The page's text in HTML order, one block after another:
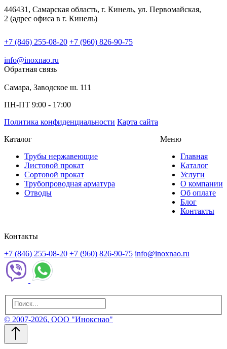
446431, Самарская область, г. Кинель, ул. Первомайская,
2 (адрес офиса в г. Кинель)
+7 (846) 255-08-20 +7 (960) 826-90-75
info@inoxnao.ru
Обратная связь
Самара, Заводское ш. 111
ПН-ПТ 9:00 - 17:00
Политика конфиденциальности Карта сайта
Каталог
Трубы нержавеющие
Листовой прокат
Сортовой прокат
Трубопроводная арматура
Отводы
Меню
Главная
Каталог
Услуги
О компании
Об оплате
Блог
Контакты
Контакты
+7 (846) 255-08-20 +7 (960) 826-90-75 info@inoxnao.ru
© 2007-2026, ООО "Инокснао"